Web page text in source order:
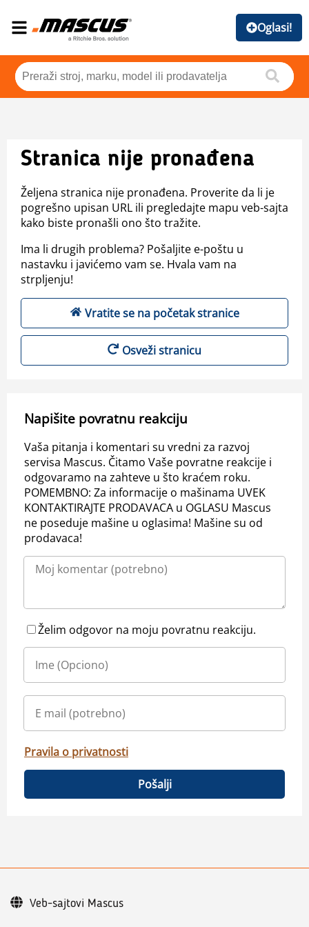
Oglasi!
Stranica nije pronađena
Željena stranica nije pronađena. Proverite da li je
pogrešno upisan URL ili pregledajte mapu veb-sajta
kako biste pronašli ono što tražite.
Ima li drugih problema? Pošaljite e-poštu u
nastavku i javićemo vam se. Hvala vam na
strpljenju!
Vratite se na početak stranice
Osveži stranicu
Napišite povratnu reakciju
Vaša pitanja i komentari su vredni za razvoj
servisa Mascus. Čitamo Vaše povratne reakcije i
odgovaramo na zahteve u što kraćem roku.
POMEMBNO: Za informacije o mašinama UVEK
KONTAKTIRAJTE PRODAVACA u OGLASU Mascus
ne poseduje mašine u oglasima! Mašine su od
prodavaca!
Želim odgovor na moju povratnu reakciju.
Pravila o privatnosti
Pošalji
Veb-sajtovi Mascus